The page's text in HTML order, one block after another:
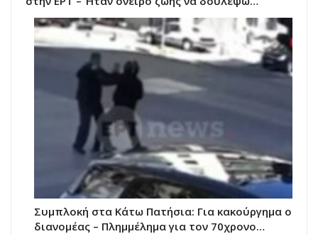
Συμπλοκή στα Κάτω Πατήσια: Για κακούργημα ο
διανομέας – Πλημμέλημα για τον 70χρονο…